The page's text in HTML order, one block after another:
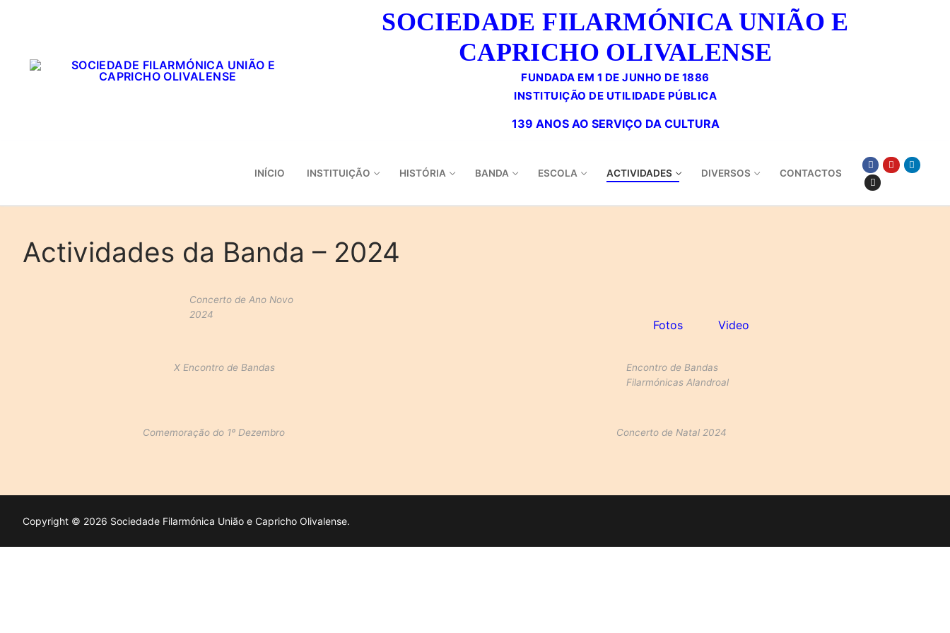
SOCIEDADE FILARMÓNICA UNIÃO E
CAPRICHO OLIVALENSE
FUNDADA EM 1 DE JUNHO DE 1886
INÍCIO INSTITUIÇÃO HISTÓRIA BANDA ESCOLA ACTIVIDADES DIVERSOS CONTACTOS
Actividades da Banda – 2024
Concerto de Ano Novo
2024
Fotos Video
X Encontro de Bandas
Encontro de Bandas
Filarmónicas Alandroal
Comemoração do 1º Dezembro Concerto de Natal 2024
Copyright © 2026 Sociedade Filarmónica União e Capricho Olivalense.